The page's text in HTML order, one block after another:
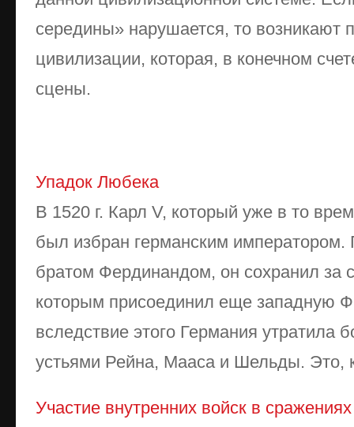
середины» нарушается, то возникают
цивилизации, которая, в конечном
сцены.
Упадок Любека
В 1520 г. Карл V, который уже в то
был избран германским императором.
братом Фердинандом, он сохранил за
которым присоединил еще западную
вследствие этого Германия утратила
устьями Рейна, Мааса и Шельды. Это,
Участие внутренних войск в